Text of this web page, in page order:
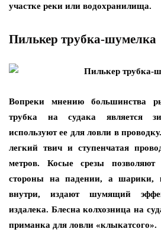
участке реки или водохранилища.
Пилькер трубка-шумелка
Вопреки мнению большинства
трубка на судака является
используют ее для ловли в
легкий твич и ступенчатая
метров. Косые срезы
стороны на падении, а шарики,
внутри, издают шумящий
издалека. Блесна колхозница на
приманка для ловли «клыкатсого».